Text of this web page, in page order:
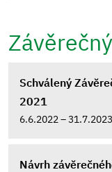
Schválený
2021
6.6.2022 – 31.7.2023
Návrh